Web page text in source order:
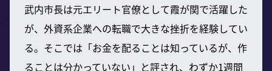
武内市長は元エリート官僚として霞が関で活躍した
が、外資系企業への転職で大きな挫折を経験してい
る。そこでは「お金を配ることは知っているが、作
ることは分かっていない」と評され、わずか1週間